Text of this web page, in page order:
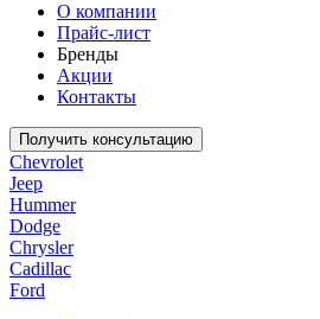
О компании
Прайс-лист
Бренды
Акции
Контакты
Получить консультацию
Chevrolet
Jeep
Hummer
Dodge
Chrysler
Cadillac
Ford